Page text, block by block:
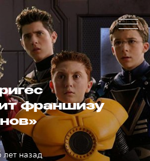
франшизу
лет назад